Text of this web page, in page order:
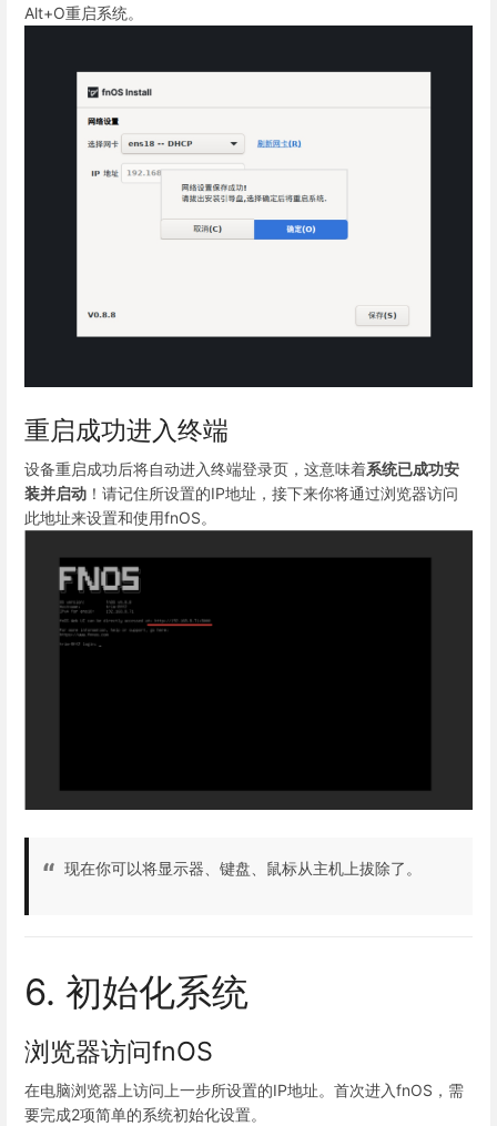
Alt+O重启系统。
重启成功进入终端
设备重启成功后将自动进入终端登录页，这意味着系统已成功安
装并启动 ！请记住所设置的IP地址，接下来你将通过浏览器访问
此地址来设置和使用fnOS。
现在你可以将显示器、键盘、鼠标从主机上拔除了。
6. 初始化系统
浏览器访问fnOS
在电脑浏览器上访问上一步所设置的IP地址。首次进入fnOS，需
要完成2项简单的系统初始化设置。